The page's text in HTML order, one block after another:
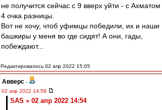
не получится сейчас с 9 вверх уйти - с Ахматом
4 очка разницы.
Вот не хочу, чтоб уфимцы победили, их и наши
башкиры у меня во где сидят! А они, гады,
побеждают...
Редактировалось 02 апр 2022 15:05
Авверс -
02 апр 2022 14:58
SAS » 02 апр 2022 14:54